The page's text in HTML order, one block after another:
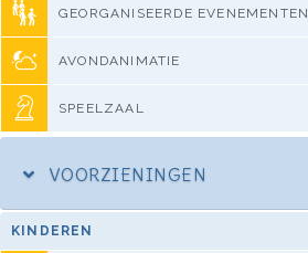
GEORGANISEERDE EVENEMENTEN
AVONDANIMATIE
SPEELZAAL
VOORZIENINGEN
KINDEREN